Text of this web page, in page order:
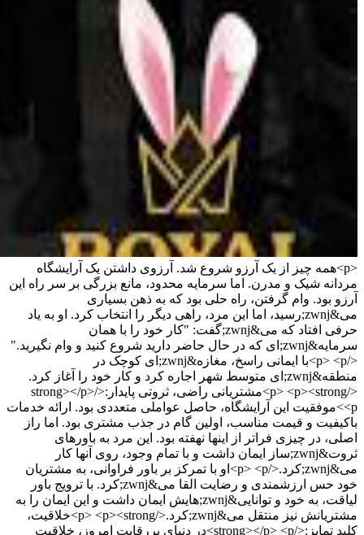
<p>همه چیز از یک آرزو شروع شد. آرزوی داشتن یک آرایشگاه
مردانه شیک و مدرن. اما سرمایه محدود، مانع بزرگی بر سر راه این
آرزو بود. وام گرفتن، راه حلی بود که به ذهن بسیاری
می&zwnj;رسید، اما این مرد، راهی دیگر را انتخاب کرد. او به یاد
حرفی افتاد که می&zwnj;گفت: "کار خود را با همان
سرمایه&zwnj;ای که در حال حاضر دارید شروع کنید و وام نگیرید."
</p> <p>با ایمانی راسخ، مغازه&zwnj;ای کوچک در
منطقه&zwnj;ای متوسط شهر اجاره کرد و کار خود را آغاز کرد.
</p> <p><strong>مشتریانی راضی، ثروتی پایدار:</strong></p>
<p>موفقیت این آرایشگاه، حاصل عواملی متعددی بود. ارائه خدمات
باکیفیت و قیمت مناسب، اولین گام در جذب مشتری بود. اما راز
اصلی، در چیزی فراتر از اینها نهفته بود. این مرد به باورهای
ثروت&zwnj;ساز ایمان داشت و با تمام وجود، روی آنها کار
می&zwnj;کرد.</p> <p>او با تمرکز بر باور فراوانی، به مشتریان
خود حس ارزشمندی و رضایت القا می&zwnj;کرد. با ترویج باور
لیاقت، به خود و توانایی&zwnj;هایش ایمان داشت و این ایمان را به
مشتریانش نیز منتقل می&zwnj;کرد.</p> <p><strong>خلاقیت،
کلید تمایز:</strong></p> <p>در دنیای پررقابت امروز، خلاقیت